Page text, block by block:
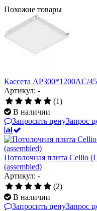
Похожие товары
Кассета AP300*1200AC/
Артикул: -
(1)
В наличии
Запросить ценуЗапрос
Потолочная плита Cellio
(assembled)
Артикул: -
(2)
В наличии
Запросить ценуЗапрос